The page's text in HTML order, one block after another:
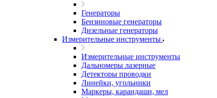
Генераторы
Бензиновые генераторы
Дизельные генераторы
Измерительные инструменты
Измерительные инструменты
Дальномеры лазерные
Детекторы проводки
Линейки, угольники
Маркеры, карандаши, мел